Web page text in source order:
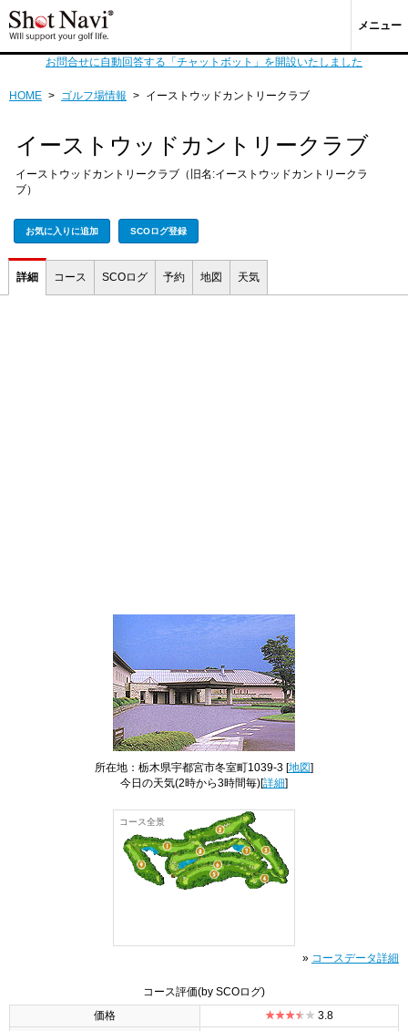
メニュー
お問合せに自動回答する「チャットボット」を開設いたしました
HOME > ゴルフ場情報 > イーストウッドカントリークラブ
イーストウッドカントリークラブ
イーストウッドカントリークラブ（旧名:イーストウッドカントリークラ
ブ）
お気に入りに追加 SCOログ登録
詳細 コース SCOログ 予約 地図 天気
所在地：栃木県宇都宮市冬室町1039-3 [地図]
今日の天気(2時から3時間毎)[詳細]
コース全景
» コースデータ詳細
コース評価(by SCOログ)
価格
3.8